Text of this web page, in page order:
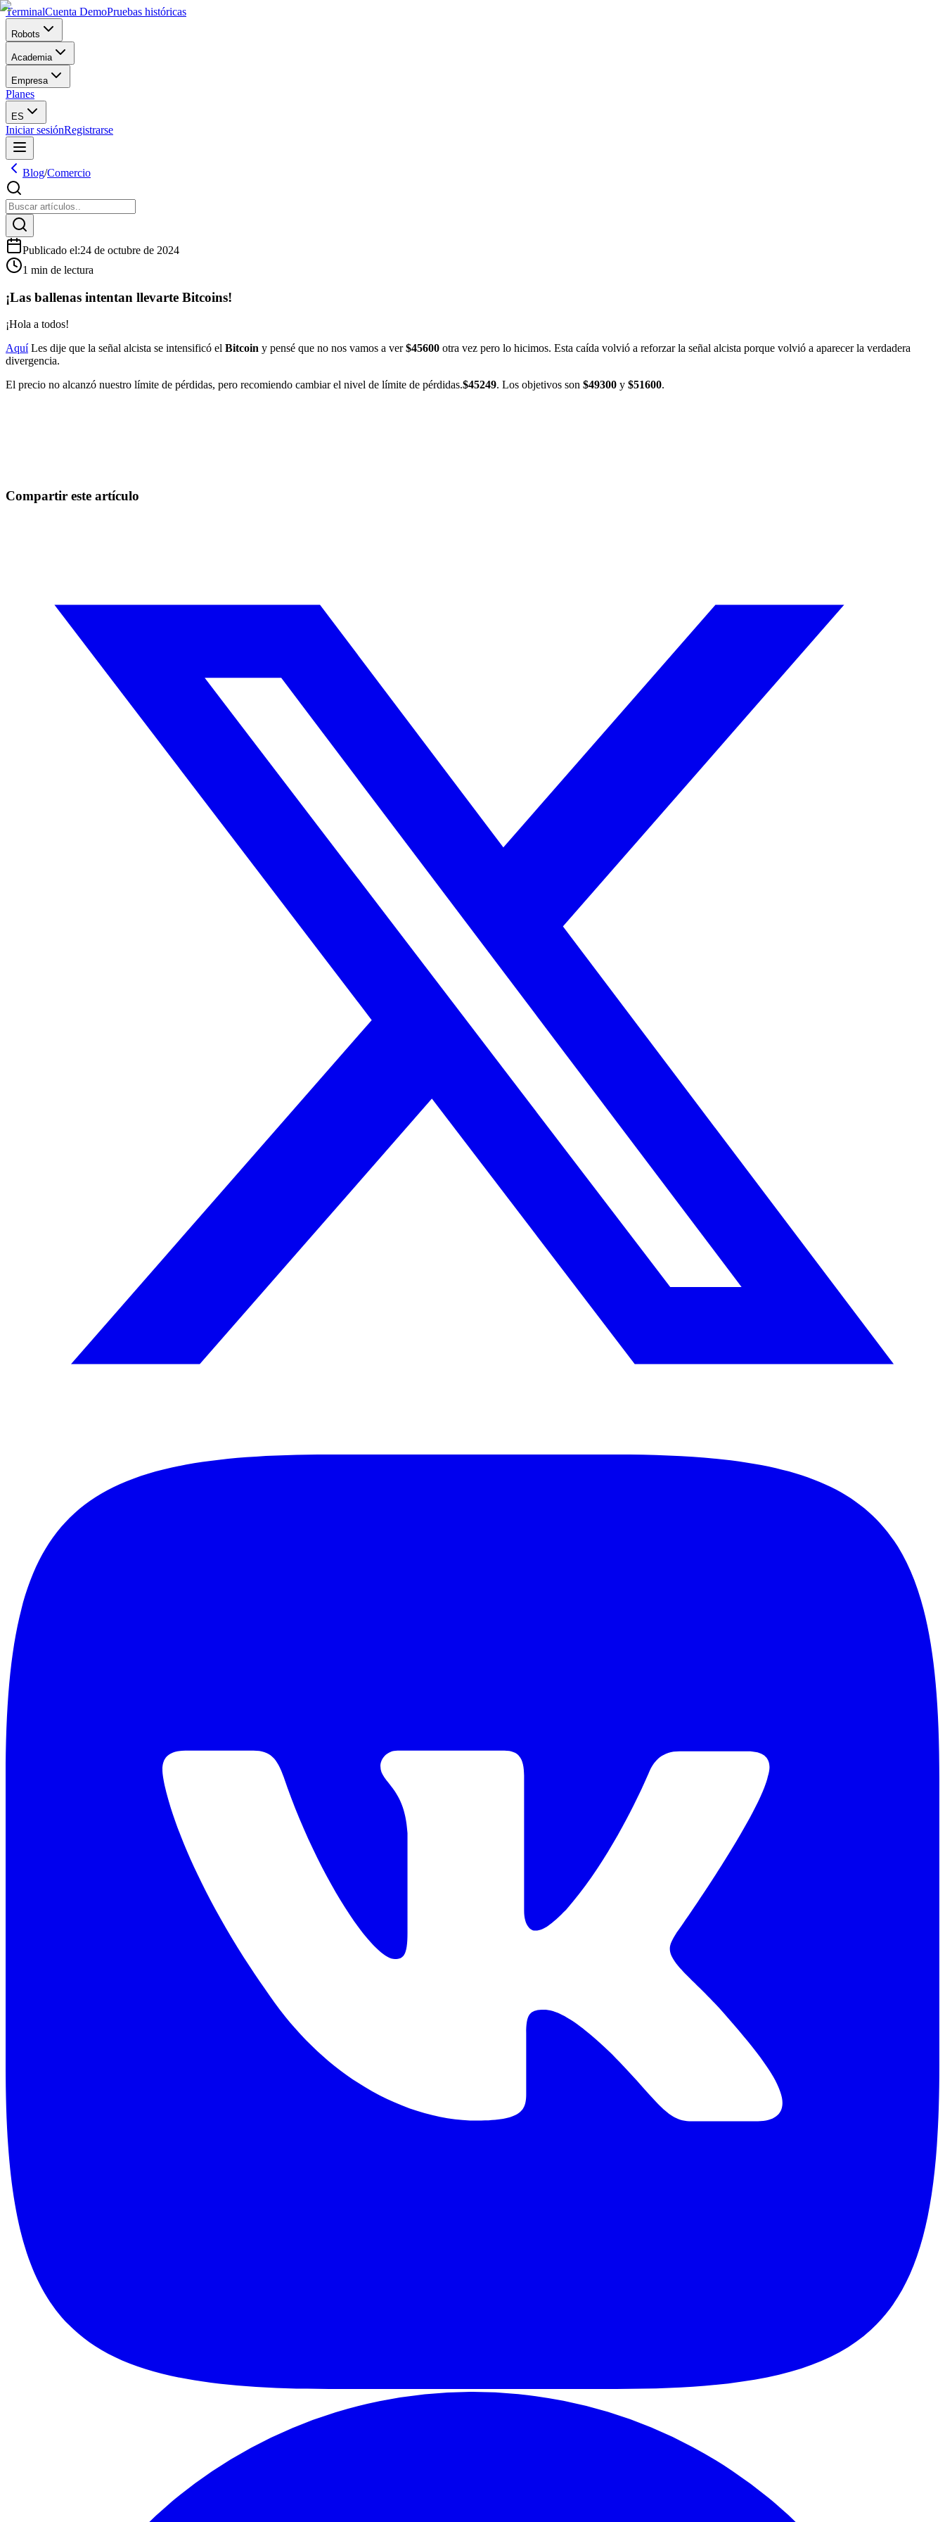
TerminalCuenta DemoPruebas históricas
Robots
Academia
Empresa
Planes
ES
Iniciar sesiónRegistrarse
Blog/Comercio
Publicado el:24 de octubre de 2024
1 min de lectura
¡Las ballenas intentan llevarte Bitcoins!
¡Hola a todos!
AquíLes dije que la señal alcista se intensificó el Bitcoin y pensé que no nos vamos a ver$45600 otra vez pero lo hicimos. Esta caída volvió a reforzar la señal alcista porque volvió a aparecer la verdadera
divergencia.
El precio no alcanzó nuestro límite de pérdidas, pero recomiendo cambiar el nivel de límite de pérdidas.$45249. Los objetivos son $49300 y $51600.
Compartir este artículo